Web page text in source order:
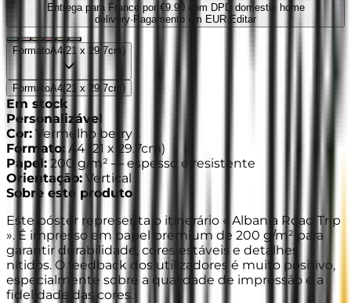
Entrega para France por €9.90 com DPD domestic home
delivery· Pagamento em EUR· Editar
FormatoA4(21 x 29.7cm)
FormatoA4 (21 x 29.7cm )
Em stock
Personalizável
Cor: Vermelho berry
Formato: A4 21 x 29.7cm)
Papel: 200 g/m² — espesso e resistente
Orientação: Vertical
Sobre este produto
Este póster representa o itinerário « Albania Road Trip
». É impresso em papel premium de 200 g/m² para
garantir durabilidade, cores estáveis e detalhes
nítidos. O feedback dos utilizadores é muito positivo,
especialmente sobre a qualidade de impressão e a
fidelidade das cores.